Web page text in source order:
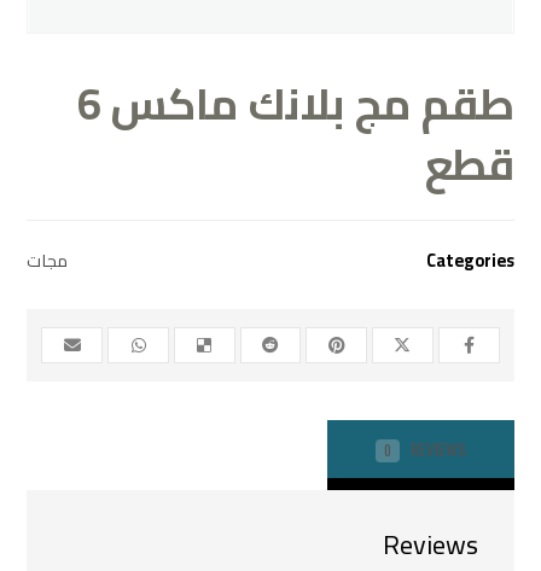
طقم مج بلانك ماكس 6
قطع
Categories مجات
REVIEWS
0
Reviews